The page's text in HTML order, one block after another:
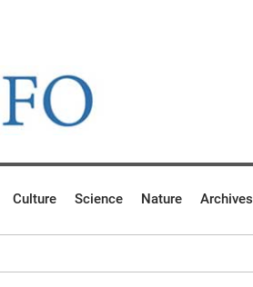
Culture Science Nature Archives